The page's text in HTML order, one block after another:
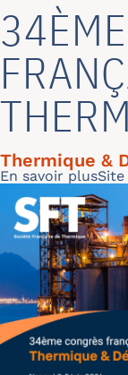
Thermique &
Read more
En savoir plusSite